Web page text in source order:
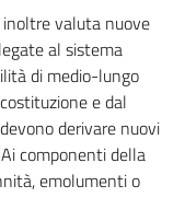
inoltre valuta nuove
al sistema
di medio-lungo
e dal
derivare nuovi
componenti della
emolumenti o